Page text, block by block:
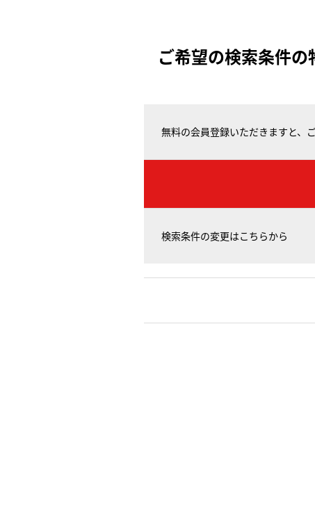
ご希望の検索条件の
無料の会員登録いただきますと、
検索条件の変更はこちらから